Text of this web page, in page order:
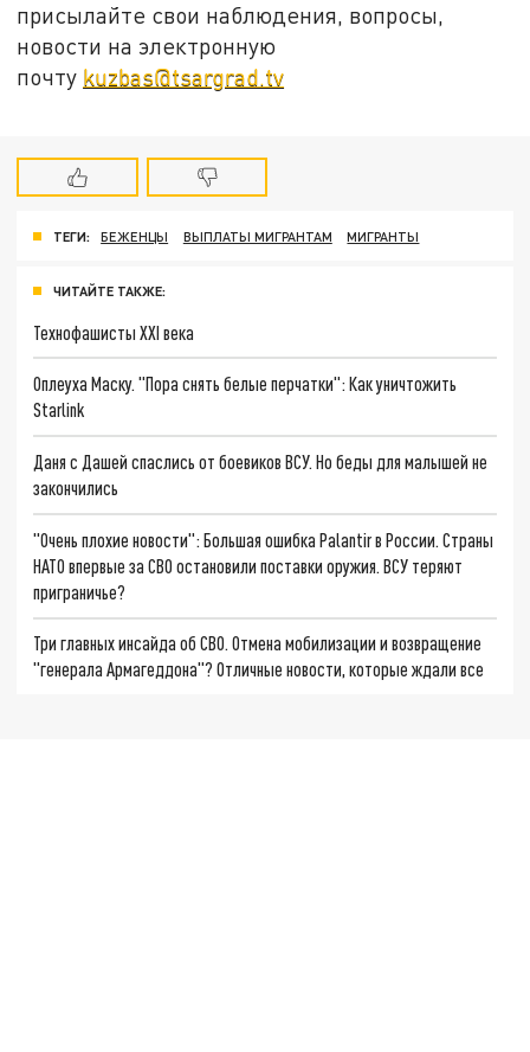
присылайте свои наблюдения, вопросы,
новости на электронную
почту kuzbas@tsargrad.tv
ТЕГИ: БЕЖЕНЦЫ ВЫПЛАТЫ МИГРАНТАМ МИГРАНТЫ
ЧИТАЙТЕ ТАКЖЕ:
Технофашисты XXI века
Оплеуха Маску. "Пора снять белые перчатки": Как уничтожить
Starlink
Даня с Дашей спаслись от боевиков ВСУ. Но беды для малышей не
закончились
"Очень плохие новости": Большая ошибка Palantir в России. Страны
НАТО впервые за СВО остановили поставки оружия. ВСУ теряют
приграничье?
Три главных инсайда об СВО. Отмена мобилизации и возвращение
"генерала Армагеддона"? Отличные новости, которые ждали все